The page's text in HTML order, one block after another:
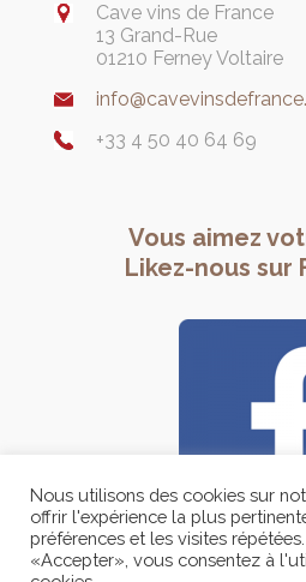
Cave vins de France
13 Grand-Rue
01210 Ferney Voltaire
+33 4 50 40 64 69
Vous aimez
Likez-nous sur
© 2019 Cave Vins de France. All
Nous utilisons des cookies sur
offrir l'expérience la plus
préférences et les visites
«Accepter», vous consentez à